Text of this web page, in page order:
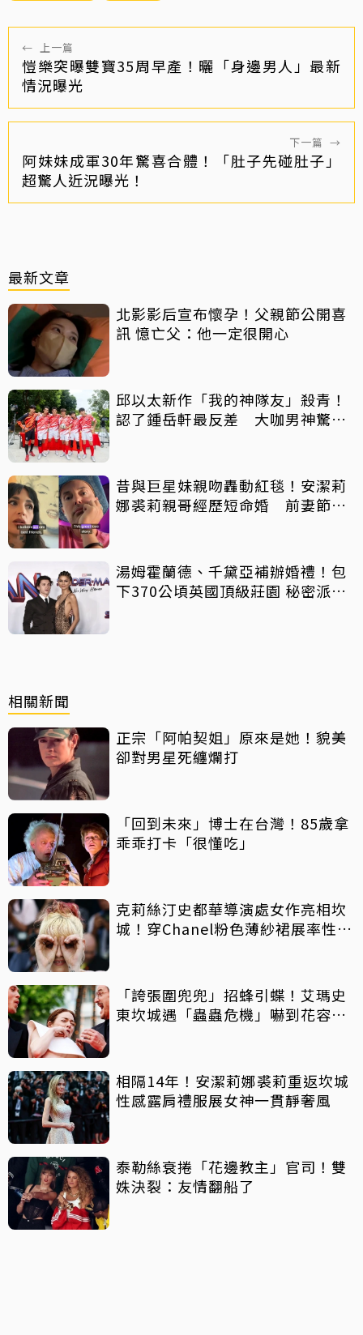
← 上一篇
愷樂突曝雙寶35周早產！曬「身邊男人」最新
情況曝光
下一篇 →
阿妹妹成軍30年驚喜合體！「肚子先碰肚子」
超驚人近況曝光！
最新文章
北影影后宣布懷孕！父親節公開喜
訊 憶亡父：他一定很開心
邱以太新作「我的神隊友」殺青！
認了鍾岳軒最反差 大咖男神驚喜
昔與巨星妹親吻轟動紅毯！安潔莉
娜裘莉親哥經歷短命婚 前妻節目
湯姆霍蘭德、千黛亞補辦婚禮！包
下370公頃英國頂級莊園 秘密派對
相關新聞
正宗「阿帕契姐」原來是她！貌美
卻對男星死纏爛打
「回到未來」博士在台灣！85歲拿
乖乖打卡「很懂吃」
克莉絲汀史都華導演處女作亮相坎
城！穿Chanel粉色薄紗裙展率性俏
「誇張圍兜兜」招蜂引蝶！艾瑪史
東坎城遇「蟲蟲危機」嚇到花容失
相隔14年！安潔莉娜裘莉重返坎城
性感露肩禮服展女神一貫靜奢風
泰勒絲衰捲「花邊教主」官司！雙
姝決裂：友情翻船了